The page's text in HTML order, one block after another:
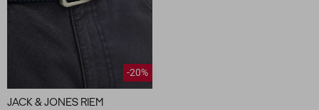
-20%
JACK & JONES RIEM